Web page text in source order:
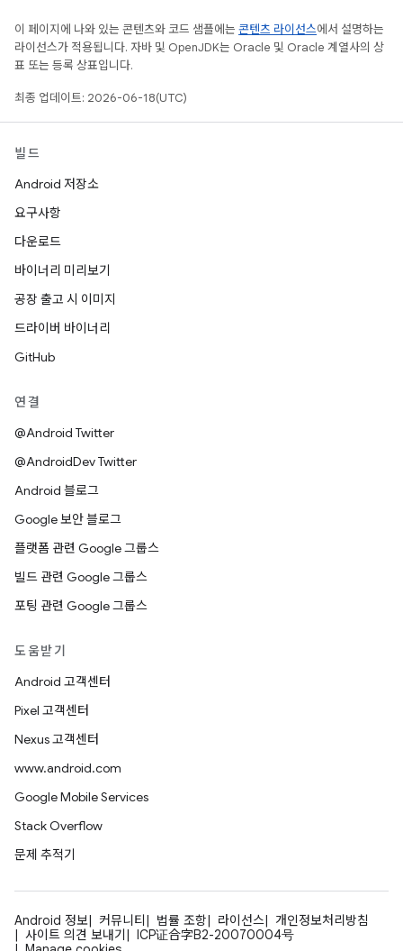
이 페이지에 나와 있는 콘텐츠와 코드 샘플에는 콘텐츠 라이선스에서 설명하는
라이선스가 적용됩니다. 자바 및 OpenJDK는 Oracle 및 Oracle 계열사의 상
표 또는 등록 상표입니다.
최종 업데이트: 2026-06-18(UTC)
빌드
Android 저장소
요구사항
다운로드
바이너리 미리보기
공장 출고 시 이미지
드라이버 바이너리
GitHub
연결
@Android Twitter
@AndroidDev Twitter
Android 블로그
Google 보안 블로그
플랫폼 관련 Google 그룹스
빌드 관련 Google 그룹스
포팅 관련 Google 그룹스
도움받기
Android 고객센터
Pixel 고객센터
Nexus 고객센터
www.android.com
Google Mobile Services
Stack Overflow
문제 추적기
Android 정보 커뮤니티 법률 조항 라이선스
개인정보처리방침
사이트 의견 보내기
ICP证合字B2-20070004号